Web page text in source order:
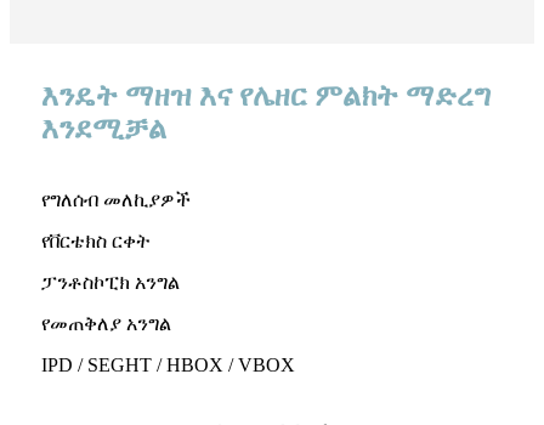
እንዴት ማዘዝ እና የሌዘር ምልክት ማድረግ
እንደሚቻል
የግለሰብ መለኪያዎች
የቨርቴክስ ርቀት
ፓንቶስኮፒክ አንግል
የመጠቅለያ አንግል
IPD / SEGHT / HBOX / VBOX